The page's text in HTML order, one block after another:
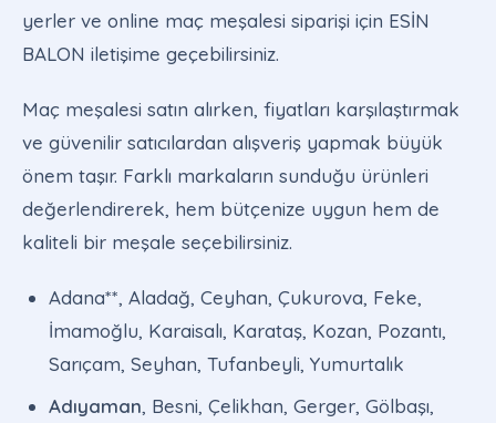
yerler ve online maç meşalesi siparişi için ESİN
BALON iletişime geçebilirsiniz.
Maç meşalesi satın alırken, fiyatları karşılaştırmak
ve güvenilir satıcılardan alışveriş yapmak büyük
önem taşır. Farklı markaların sunduğu ürünleri
değerlendirerek, hem bütçenize uygun hem de
kaliteli bir meşale seçebilirsiniz.
Adana**, Aladağ, Ceyhan, Çukurova, Feke,
İmamoğlu, Karaisalı, Karataş, Kozan, Pozantı,
Sarıçam, Seyhan, Tufanbeyli, Yumurtalık
Adıyaman, Besni, Çelikhan, Gerger, Gölbaşı,